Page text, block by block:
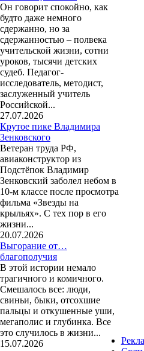
Он говорит спокойно, как
будто даже немного
сдержанно, но за
сдержанностью – полвека
учительской жизни, сотни
уроков, тысячи детских
судеб. Педагог-
исследователь, методист,
заслуженный учитель
Российской...
27.07.2026
Крутое пике Владимира
Зенковского
Ветеран труда РФ,
авиаконструктор из
Подстёпок Владимир
Зенковский заболел небом в
10-м классе после просмотра
фильма «Звезды на
крыльях». С тех пор в его
жизни...
20.07.2026
Выгорание от…
благополучия
В этой истории немало
трагичного и комичного.
Смешалось все: люди,
свиньи, быки, отсохшие
пальцы и откушенные уши,
мегаполис и глубинка. Все
это случилось в жизни...
15.07.2026